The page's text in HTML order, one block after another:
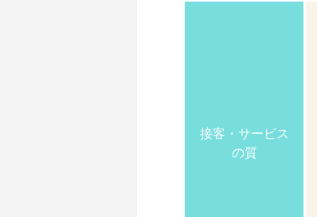
接客・サービス
の質